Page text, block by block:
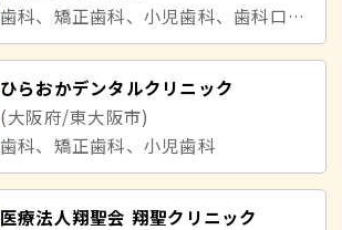
歯科、矯正歯科、小児歯科、歯科口腔外科
ひらおかデンタルクリニック
(大阪府/東大阪市)
歯科、矯正歯科、小児歯科
医療法人翔聖会 翔聖クリニック